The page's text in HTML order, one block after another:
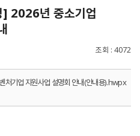
] 2026년 중소기업
조회 4072
처기업 지원사업 설명회 안내(안내용).hwpx